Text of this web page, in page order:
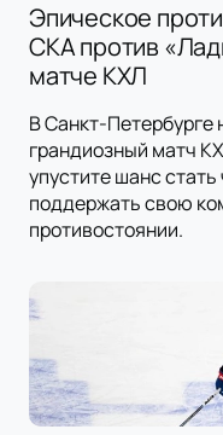
Эпическое
СКА против
матче КХЛ
В Санкт-Петербурге
грандиозный матч
упустите шанс
поддержать свою
противостоянии.